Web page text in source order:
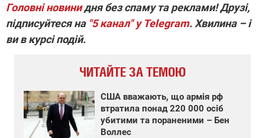
Головні новинидня без спаму та реклами! Друзі,
підписуйтеся на "5 канал" у Telegram. Хвилина – і
ви в курсі подій.
ЧИТАЙТЕ ЗА ТЕМОЮ
США вважають, що армія рф
втратила понад 220 000 осіб
убитими та пораненими – Бен
Воллес